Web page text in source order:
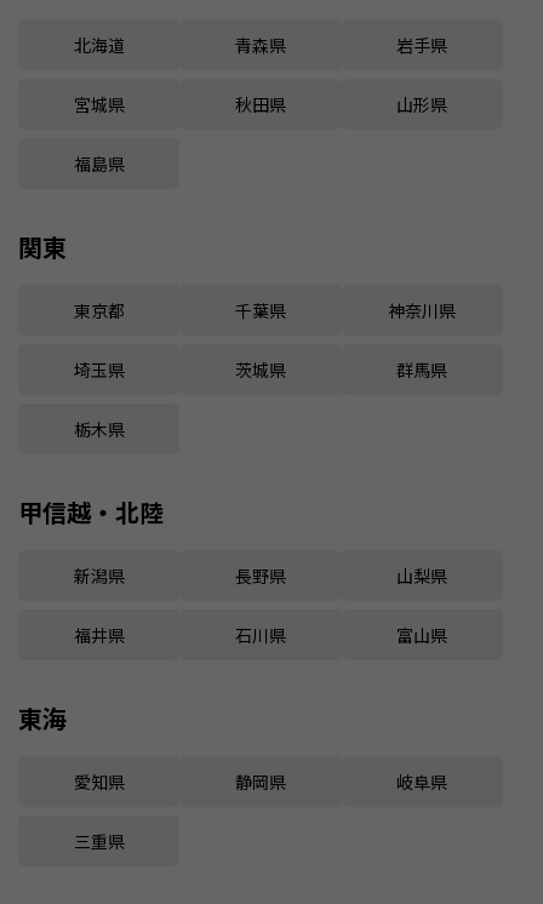
北海道 青森県 岩手県
宮城県 秋田県 山形県
福島県
関東
東京都 千葉県 神奈川県
埼玉県 茨城県 群馬県
栃木県
甲信越・北陸
新潟県 長野県 山梨県
福井県 石川県 富山県
東海
愛知県 静岡県 岐阜県
三重県